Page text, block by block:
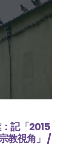
記「2015
教視角」 /